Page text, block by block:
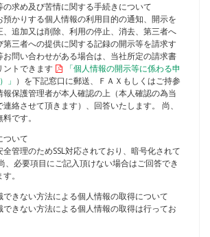
求め及び苦情に関する手続きについて
預かりする個人情報の利用目的の通知、開示を
、追加又は削除、利用の停止、消去、第三者へ
第三者への提供に関する記録の開示等を請求す
お問い合わせがある場合は、当社所定の請求書
ントできます
「個人情報の開示等に係わる申
」 ）を下記窓口に郵送、ＦＡＸもしくはご持参
報保護管理者が本人確認の上（本人確認の為当
絡させて頂きます）、回答いたします。 尚、
です。
ついて
管理のためSSL対応されており、暗号化されて
、必要項目にご記入頂けない場合はご回答でき
。
きない方法による個人情報の取得について
きない方法による個人情報の取得は行ってお